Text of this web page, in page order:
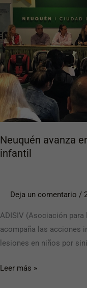
Neuquén avanza
infantil
Deja un comentario /
ADISIV (Asociación
acompaña las acciones
lesiones en niños por
en
políticas
de
Seguridad
Vial
infantil
Leer más »